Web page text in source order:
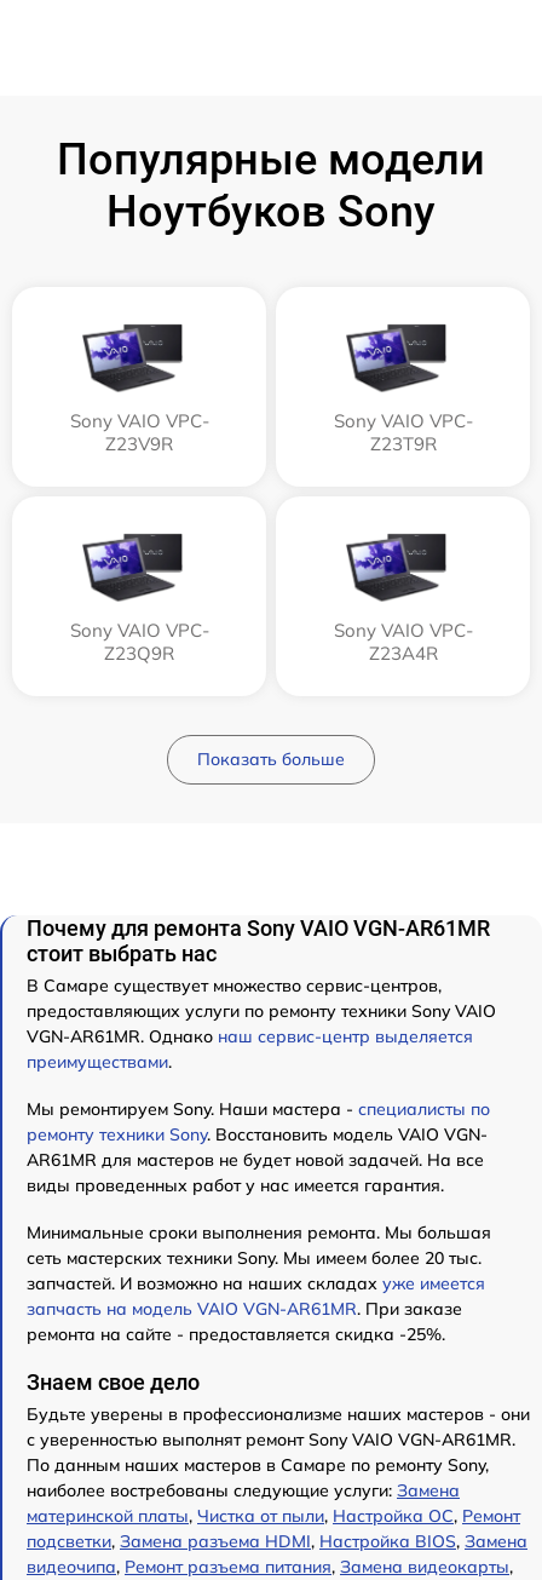
Популярные модели
Ноутбуков Sony
Sony VAIO VPC-
Z23V9R
Sony VAIO VPC-
Z23T9R
Sony VAIO VPC-
Z23Q9R
Sony VAIO VPC-
Z23A4R
Показать больше
Почему для ремонта Sony VAIO VGN-AR61MR
стоит выбрать нас
В Самаре существует множество сервис-центров,
предоставляющих услуги по ремонту техники Sony VAIO
VGN-AR61MR. Однако наш сервис-центр выделяется
преимуществами.
Мы ремонтируем Sony. Наши мастера - специалисты по
ремонту техники Sony. Восстановить модель VAIO VGN-
AR61MR для мастеров не будет новой задачей. На все
виды проведенных работ у нас имеется гарантия.
Минимальные сроки выполнения ремонта. Мы большая
сеть мастерских техники Sony. Мы имеем более 20 тыс.
запчастей. И возможно на наших складах уже имеется
запчасть на модель VAIO VGN-AR61MR. При заказе
ремонта на сайте - предоставляется скидка -25%.
Знаем свое дело
Будьте уверены в профессионализме наших мастеров - они
с уверенностью выполнят ремонт Sony VAIO VGN-AR61MR.
По данным наших мастеров в Самаре по ремонту Sony,
наиболее востребованы следующие услуги: Замена
материнской платы, Чистка от пыли, Настройка ОС, Ремонт
подсветки, Замена разъема HDMI, Настройка BIOS, Замена
видеочипа, Ремонт разъема питания, Замена видеокарты,